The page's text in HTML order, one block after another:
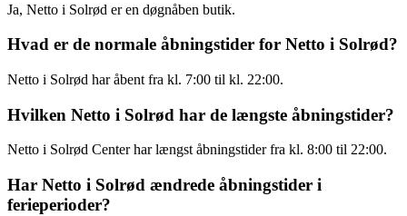
Ja, Netto i Solrød er en døgnåben butik.
Hvad er de normale åbningstider for Netto i Solrød?
Netto i Solrød har åbent fra kl. 7:00 til kl. 22:00.
Hvilken Netto i Solrød har de længste åbningstider?
Netto i Solrød Center har længst åbningstider fra kl. 8:00 til 22:00.
Har Netto i Solrød ændrede åbningstider i
ferieperioder?